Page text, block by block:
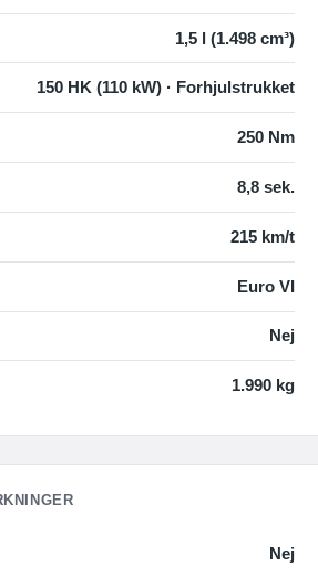
1,5 l (1.498 cm³)
150 HK (110 kW) · Forhjulstrukket
250 Nm
8,8 sek.
215 km/t
Euro VI
Nej
1.990 kg
Nej